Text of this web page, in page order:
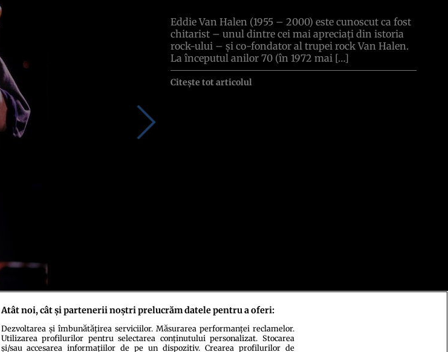
Eddie Van Halen (1955 – 2000) este cunoscut ca fost
chitarist – unul dintre cei mai apreciați din istoria
rock-ului – și co-fondator al trupei rock Van Halen.
La începutul anilor 70 (în 1972 mai […]
Citește tot articolul
Atât noi, cât și partenerii noștri prelucrăm datele pentru a oferi:
Dezvoltarea și îmbunătățirea serviciilor. Măsurarea performanței reclamelor.
Utilizarea profilurilor pentru selectarea conținutului personalizat. Stocarea
și/sau accesarea informațiilor de pe un dispozitiv. Crearea profilurilor de